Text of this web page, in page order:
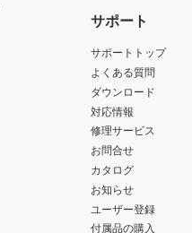
サポート
サポートトップ
よくある質問
ダウンロード
対応情報
修理サービス
お問合せ
カタログ
お知らせ
ユーザー登録
付属品の購入